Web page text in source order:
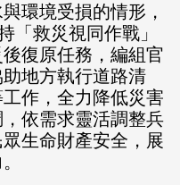
環境受損的情形，
「救災視同作戰」
復原任務，編組官
地方執行道路清
作，全力降低災害
依需求靈活調整兵
生命財產安全，展